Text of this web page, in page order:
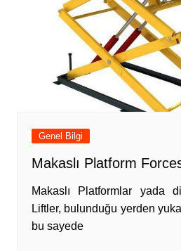
Genel Bilgi
Makaslı Platform
Makaslı Platformlar yada
Liftler, bulunduğu yerden
bu sayede